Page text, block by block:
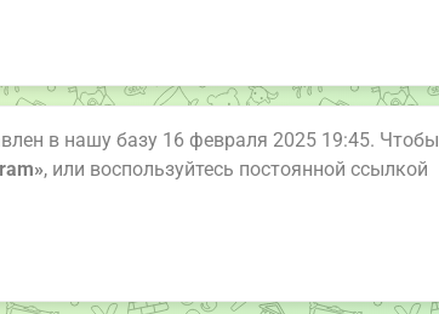
в нашу базу 16 февраля 2025 19:45. Чтобы
, или воспользуйтесь постоянной ссылкой